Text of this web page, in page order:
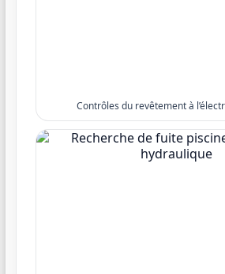
Contrôles du revêtement à